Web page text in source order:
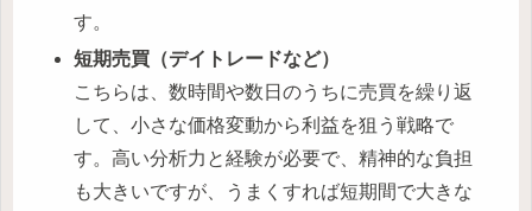
す。
短期売買（デイトレードなど）
こちらは、数時間や数日のうちに売買を繰り返
して、小さな価格変動から利益を狙う戦略で
す。高い分析力と経験が必要で、精神的な負担
も大きいですが、うまくすれば短期間で大きな